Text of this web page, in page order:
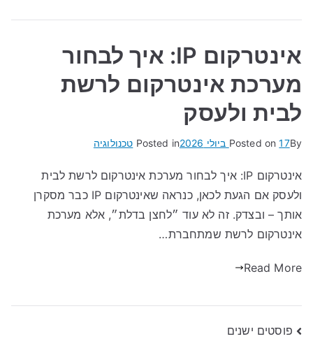
אינטרקום IP: איך לבחור
מערכת אינטרקום לרשת
לבית ולעסק
By
Posted on17 ביולי 2026 Posted in טכנולוגיה
אינטרקום IP: איך לבחור מערכת אינטרקום לרשת לבית
ולעסק אם הגעת לכאן, כנראה שאינטרקום IP כבר מסקרן
אותך – ובצדק. זה לא עוד ״לחצן בדלת״, אלא מערכת
אינטרקום לרשת שמתחברת…
Read More
ניווט
פוסטים ישנים